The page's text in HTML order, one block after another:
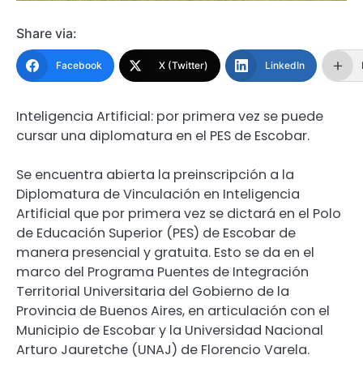
Share via:
Facebook X (Twitter) LinkedIn
Inteligencia Artificial: por primera vez se puede
cursar una diplomatura en el PES de Escobar.
Se encuentra abierta la preinscripción a la
Diplomatura de Vinculación en Inteligencia
Artificial que por primera vez se dictará en el Polo
de Educación Superior (PES) de Escobar de
manera presencial y gratuita. Esto se da en el
marco del Programa Puentes de Integración
Territorial Universitaria del Gobierno de la
Provincia de Buenos Aires, en articulación con el
Municipio de Escobar y la Universidad Nacional
Arturo Jauretche (UNAJ) de Florencio Varela.